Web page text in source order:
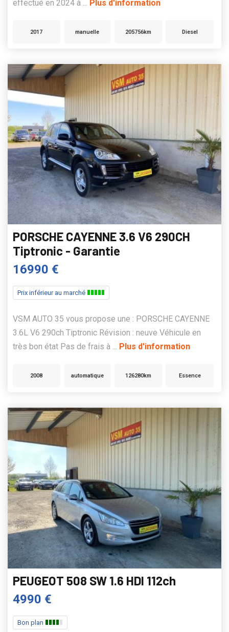
effectué en 2024 à ... Plus d'information
2017 manuelle 205756km Diesel
PORSCHE CAYENNE 3.6 V6 290CH
Tiptronic - Garantie
16990 €
Prix inférieur au marché
VSM AUTO 35 vous propose une : PORSCHE CAYENNE
3.6L V6 290ch Tiptronic Révision : neuve Véhicule en
très bon état Pas de frais à ... Plus d'information
2008 automatique 126280km Essence
PEUGEOT 508 SW 1.6 HDI 112ch
4990 €
Bon plan